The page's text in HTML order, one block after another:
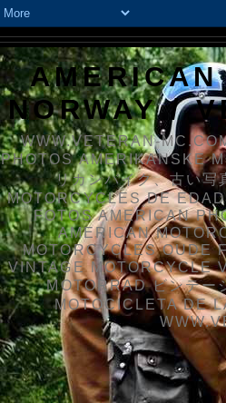
NORWAY /
WWW.VETERAN-
PHOTOS AMERIKANSKE
リカンバイク、古い
MOTORCYCLES DE
FOTOS AMERICAN
AMERICAN
MOTORCYCLES OUDE
VINTAGE MOTORCYCLE
MOTORRAD ビンテ
MOTOCICLETA DE